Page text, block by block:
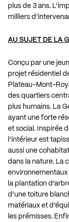
plus de 3 ans.
milliers
AU SUJET DE LA
Conçu par une
projet résidentiel
Plateau-Mont-
des quartiers
plus humains. La
ayant une forte
et social. Inspirée
l’intérieur est
aussi une
dans la nature. La
environnementaux
la plantation
d’une toiture
matériaux et
les prémisses.